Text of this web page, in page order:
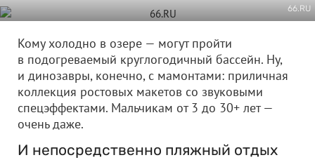
66.RU
Кому холодно в озере — могут пройти
в подогреваемый круглогодичный бассейн. Ну,
и динозавры, конечно, с мамонтами: приличная
коллекция ростовых макетов со звуковыми
спецэффектами. Мальчикам от 3 до 30+ лет —
очень даже.
И непосредственно пляжный отдых